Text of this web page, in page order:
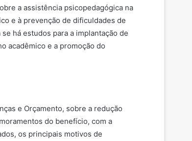
a assistência psicopedagógica na
e à prevenção de dificuldades de
há estudos para a implantação de
acadêmico e a promoção do
e Orçamento, sobre a redução
do benefício, com a
os principais motivos de